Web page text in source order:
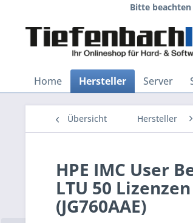
Bitte
Home Hersteller Server
Übersicht Hersteller
HPE IMC User
LTU 50
(JG760AAE)